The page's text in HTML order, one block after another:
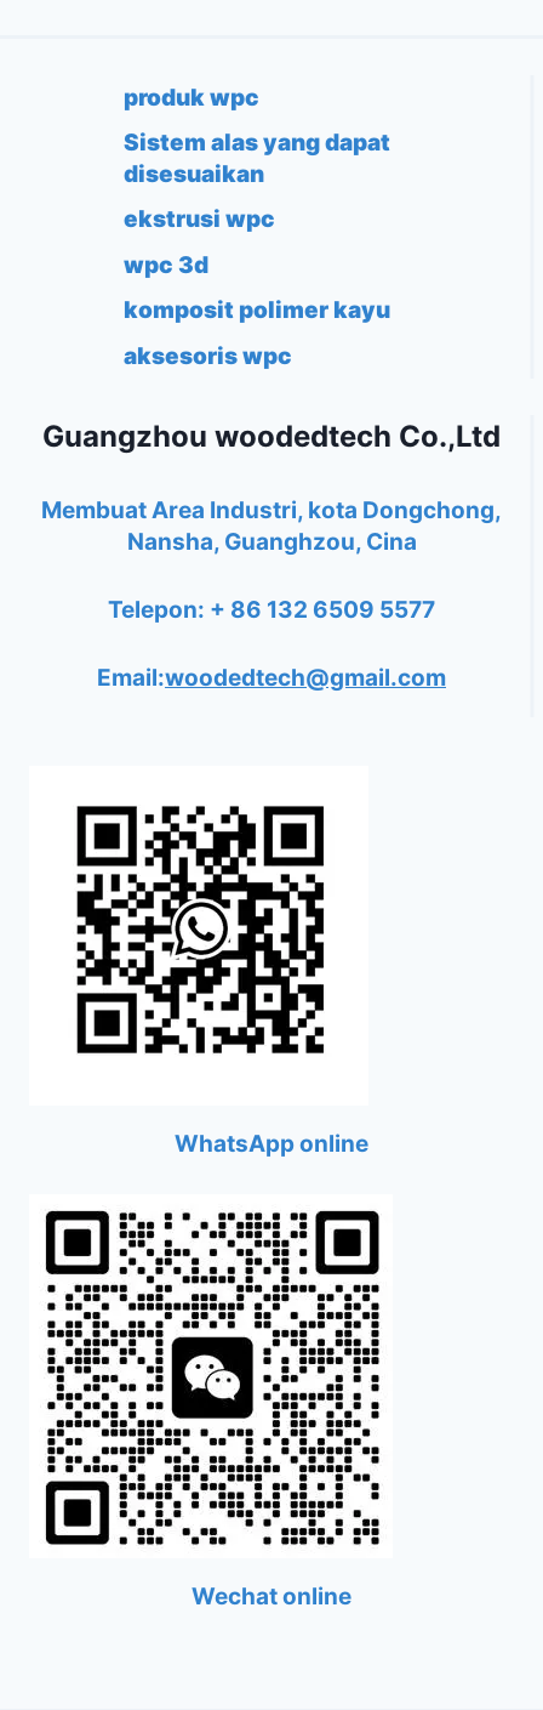
produk wpc
Sistem alas yang dapat
disesuaikan
ekstrusi wpc
wpc 3d
komposit polimer kayu
aksesoris wpc
Guangzhou woodedtech Co.,Ltd
Membuat Area Industri, kota Dongchong,
Nansha, Guanghzou, Cina
Telepon: + 86 132 6509 5577
Email:woodedtech@gmail.com
WhatsApp online
Wechat online